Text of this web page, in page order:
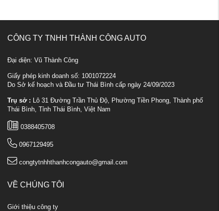
CÔNG TY TNHH THÀNH CÔNG AUTO
Đại diện: Vũ Thành Công
Giấy phép kinh doanh số: 1001072224
Do Sở kế hoạch và Đầu tư Thái Bình cấp ngày 24/09/2023
Trụ sở : Lô 31 Đường Trần Thủ Độ, Phường Tiền Phong, Thành phố
Thái Bình, Tỉnh Thái Bình, Việt Nam
0388405708
0967129495
congtytnhhthanhcongauto@gmail.com
VỀ CHÚNG TÔI
Giới thiệu công ty